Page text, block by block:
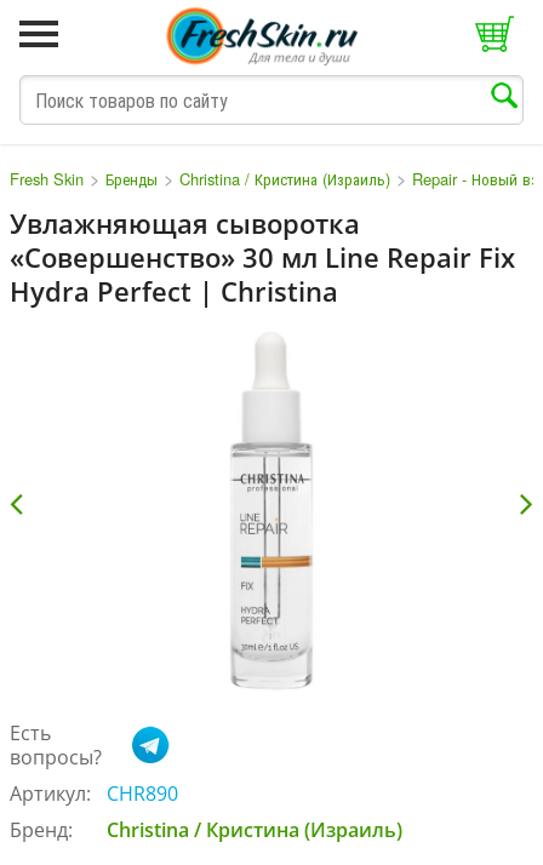
Fresh Skin > Бренды > Christina / Кристина (Израиль) > Repair - Новый
Увлажняющая сыворотка
«Совершенство» 30 мл Line Repair Fix
Hydra Perfect | Christina
Есть
вопросы?
Артикул:
CHR890
Бренд:
Christina / Кристина (Израиль)
M N O P Q S T V